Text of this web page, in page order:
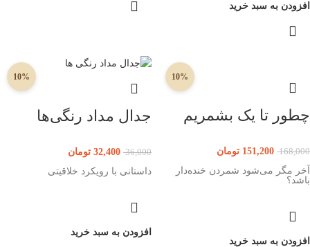
افزودن به سبد خرید
10%
چطور تا یک بشمریم
168,000
151,200 تومان
آخر مگر می‌شود شمردن خنده‌دار
باشد؟
افزودن به سبد خرید
10%
جدال مداد رنگی‌ها
36,000
32,400 تومان
داستانی با رویکرد خلاقیتی
افزودن به سبد خرید